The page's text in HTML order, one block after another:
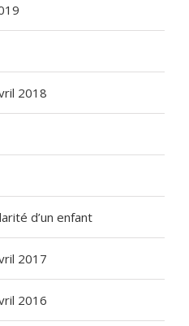
2018
d’un enfant
2017
2016